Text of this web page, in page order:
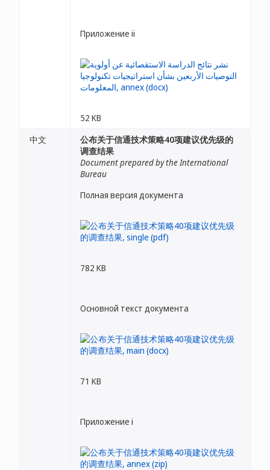
Приложение ii
52 KB
中文
公布关于信通技术策略40项建议优先级的
调查结果
Document prepared by the International
Bureau
Полная версия документа
782 KB
Основной текст документа
71 KB
Приложение i